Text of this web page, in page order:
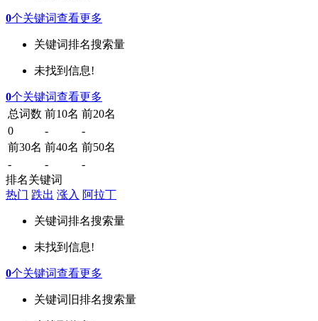
0个关键词查看更多
关键词排名搜索量
未找到信息!
0个关键词查看更多
总词数 前10名 前20名
0
-
-
前30名 前40名 前50名
-
-
-
排名关键词
热门 跌出 涨入 阿拉丁
关键词排名搜索量
未找到信息!
0个关键词查看更多
关键词 旧排名搜索量